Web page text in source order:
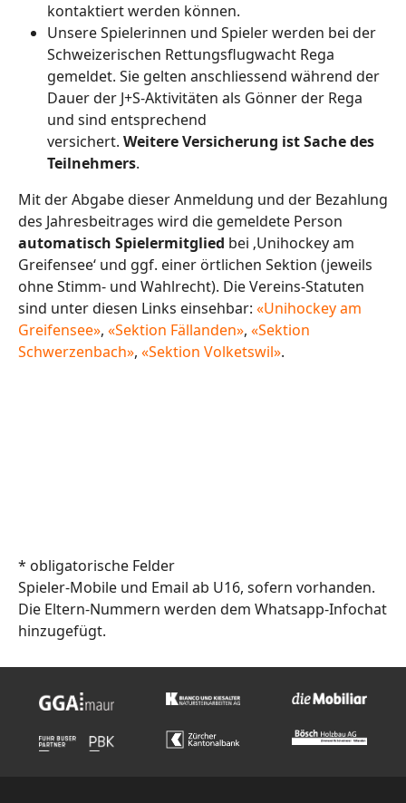
kontaktiert werden können.
Unsere Spielerinnen und Spieler werden bei der
Schweizerischen Rettungsflugwacht Rega
gemeldet. Sie gelten anschliessend während der
Dauer der J+S-Aktivitäten als Gönner der Rega
und sind entsprechend
versichert. Weitere Versicherung ist Sache des
Teilnehmers.
Mit der Abgabe dieser Anmeldung und der Bezahlung
des Jahresbeitrages wird die gemeldete Person
automatisch Spielermitglied bei ‚Unihockey am
Greifensee‘ und ggf. einer örtlichen Sektion (jeweils
ohne Stimm- und Wahlrecht). Die Vereins-Statuten
sind unter diesen Links einsehbar: «Unihockey am
Greifensee», «Sektion Fällanden», «Sektion
Schwerzenbach», «Sektion Volketswil».
* obligatorische Felder
Spieler-Mobile und Email ab U16, sofern vorhanden.
Die Eltern-Nummern werden dem Whatsapp-Infochat
hinzugefügt.